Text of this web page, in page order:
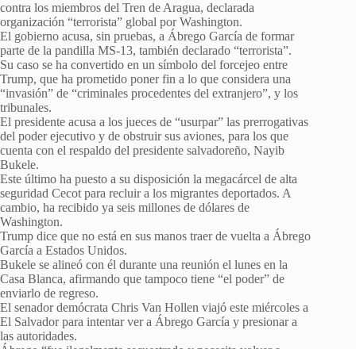
contra los miembros del Tren de Aragua, declarada
organización “terrorista” global por Washington.
El gobierno acusa, sin pruebas, a Ábrego García de formar
parte de la pandilla MS-13, también declarado “terrorista”.
Su caso se ha convertido en un símbolo del forcejeo entre
Trump, que ha prometido poner fin a lo que considera una
“invasión” de “criminales procedentes del extranjero”, y los
tribunales.
El presidente acusa a los jueces de “usurpar” las prerrogativas
del poder ejecutivo y de obstruir sus aviones, para los que
cuenta con el respaldo del presidente salvadoreño, Nayib
Bukele.
Este último ha puesto a su disposición la megacárcel de alta
seguridad Cecot para recluir a los migrantes deportados. A
cambio, ha recibido ya seis millones de dólares de
Washington.
Trump dice que no está en sus manos traer de vuelta a Ábrego
García a Estados Unidos.
Bukele se alineó con él durante una reunión el lunes en la
Casa Blanca, afirmando que tampoco tiene “el poder” de
enviarlo de regreso.
El senador demócrata Chris Van Hollen viajó este miércoles a
El Salvador para intentar ver a Ábrego García y presionar a
las autoridades.